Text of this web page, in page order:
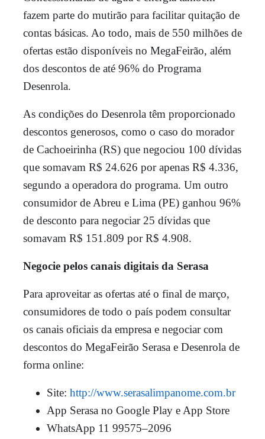
fazem parte do mutirão para facilitar quitação de
contas básicas. Ao todo, mais de 550 milhões de
ofertas estão disponíveis no MegaFeirão, além
dos descontos de até 96% do Programa
Desenrola.
As condições do Desenrola têm proporcionado
descontos generosos, como o caso do morador
de Cachoeirinha (RS) que negociou 100 dívidas
que somavam R$ 24.626 por apenas R$ 4.336,
segundo a operadora do programa. Um outro
consumidor de Abreu e Lima (PE) ganhou 96%
de desconto para negociar 25 dívidas que
somavam R$ 151.809 por R$ 4.908.
Negocie pelos canais digitais da Serasa
Para aproveitar as ofertas até o final de março,
consumidores de todo o país podem consultar
os canais oficiais da empresa e negociar com
descontos do MegaFeirão Serasa e Desenrola de
forma online:
Site: http://www.serasalimpanome.com.br
App Serasa no Google Play e App Store
WhatsApp 11 99575–2096